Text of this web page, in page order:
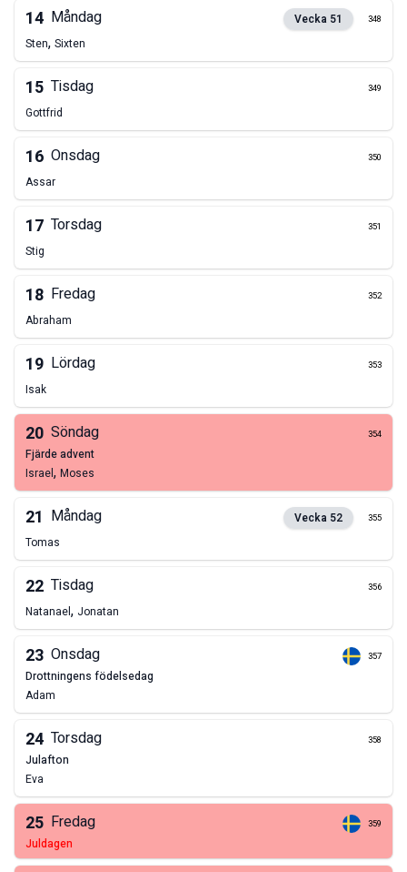
14 Måndag Vecka 51 348
Sten, Sixten
15 Tisdag 349
Gottfrid
16 Onsdag 350
Assar
17 Torsdag 351
Stig
18 Fredag 352
Abraham
19 Lördag 353
Isak
20 Söndag 354
fjärde advent
Israel, Moses
21 Måndag Vecka 52 355
Tomas
22 Tisdag 356
Natanael, Jonatan
23 Onsdag 357
drottningens födelsedag
Adam
24 Torsdag 358
julafton
Eva
25 Fredag 359
juldagen